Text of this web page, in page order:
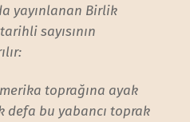
yayınlanan Birlik
sayısının
toprağına ayak
defa bu yabancı toprak